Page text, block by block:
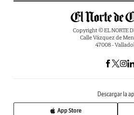
Copyright © EL NORTE
Calle Vázquez de
47008 -
Descargar la
App Store